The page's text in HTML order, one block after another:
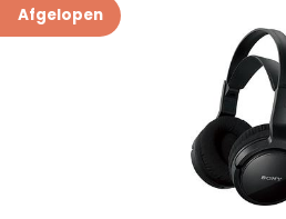
Afgelopen